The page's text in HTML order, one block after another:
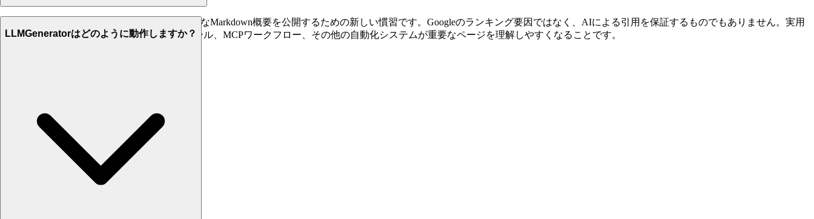
llms.txtは、ドメインルートにWebサイトの簡潔なMarkdown概要を公開するための新しい慣習です。Googleのランキング要因ではなく、AIによる引用を保証するものでもありません。実用
的な価値は、エージェント、ドキュメントツール、MCPワークフロー、その他の自動化システムが重要なページを理解しやすくなることです。
LLMGeneratorはどのように動作しますか？